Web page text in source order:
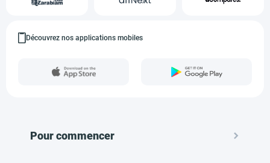
Découvrez nos applications mobiles
Pour commencer